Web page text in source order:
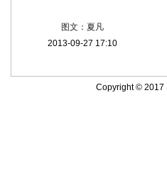
图文：夏凡
2013-09-27 17:10
Copyright © 2017